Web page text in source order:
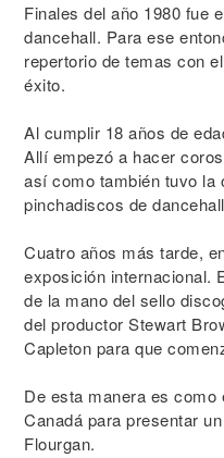
Finales del año 1980 fue
dancehall. Para ese
repertorio de temas con
éxito.
Al cumplir 18 años de
Allí empezó a hacer
así como también tuvo la
pinchadiscos de
Cuatro años más tarde,
exposición internacional.
de la mano del sello
del productor Stewart
Capleton para que
De esta manera es como
Canadá para presentar
Flourgan.